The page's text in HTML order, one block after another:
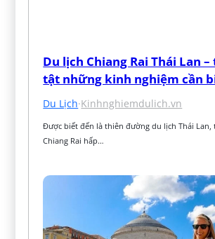
Du lịch Chiang Rai Thái Lan
tật những kinh nghiệm cần
Du Lịch·Kinhnghiemdulich.vn
Được biết đến là thiên đường du lịch Thái Lan,
Chiang Rai hấp…